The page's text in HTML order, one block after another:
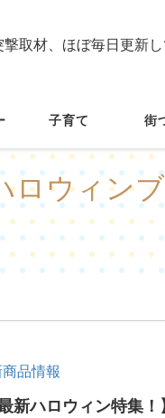
取材、ほぼ毎日更新し
子育て 街
ロウィン
商品情報
新ハロウィン特集